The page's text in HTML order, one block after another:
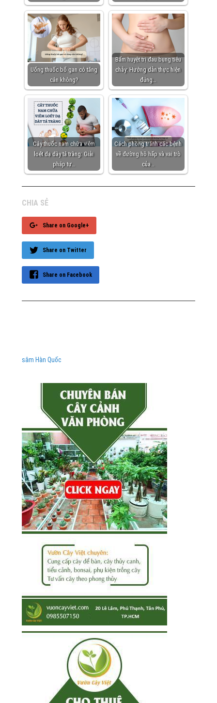
Uống thuốc bổ gan có tăng
cân không?
Bấm huyệt trị đau bụng tiêu
chảy: Hướng dẫn thực hiện
đúng…
Cây thuốc nam chữa viêm
loét dạ dày tá tràng: Giải
pháp tự…
Cách phòng tránh các bệnh
về đường hô hấp và vai trò
của…
CHIA SẺ
Share on Google+
Share on Twitter
Share on Facebook
sâm Hàn Quốc